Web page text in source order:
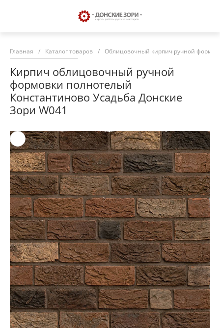
Главная / Каталог товаров / Облицовочный кирпич ручной
Кирпич облицовочный ручной
формовки полнотелый
Константиново Усадьба Донские
Зори W041